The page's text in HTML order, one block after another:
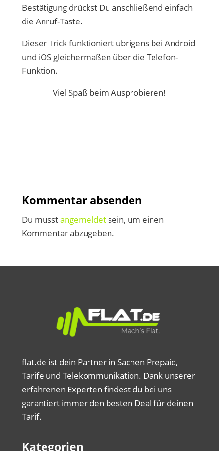
Bestätigung drückst Du anschließend einfach
die Anruf-Taste.
Dieser Trick funktioniert übrigens bei Android
und iOS gleichermaßen über die Telefon-
Funktion.
Viel Spaß beim Ausprobieren!
Kommentar absenden
Du musstangemeldetsein, um einen
Kommentar abzugeben.
flat.de ist dein Partner in Sachen Prepaid,
Tarife und Telekommunikation. Dank unserer
erfahrenen Experten findest du bei uns
garantiert immer den besten Deal für deinen
Tarif.
Kategorien